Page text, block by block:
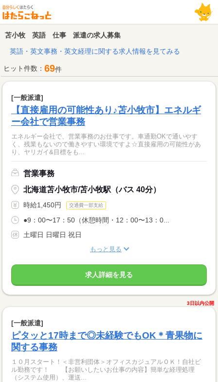
苫小牧 英語 仕事 派遣の求人募集
英語・英文事務・英文経理に関する求人情報を見てみる
ヒット件数： 69件
[一般派遣]
【直接雇用の可能性あり♪苫小牧市】エネルギ
ー会社で営業事務
エネルギー会社で、営業事務のお仕事です。車通勤OKで通いやす
く、残業もないので働きやすい環境ですよ☆直接雇用の可能性があ
り、ヤリガイ&目標をも...
営業事務
北海道苫小牧市/苫小牧駅（バス 40分）
時給1,450円 交通費一部支給
●9：00〜17：50（休憩時間・12：00〜13：0...
土曜日 日曜日 祝日
もっと見る
求人詳細を見る
3日以内公開
[一般派遣]
ピタッと17時まで◎未経験でもOK＊青果物に
関する事務
１０月スタート！＜非営利団体＞オフィスカジュアルＯＫ！自社ビ
ル勤務です！ 【お願いしたいお仕事の内容】簡単な経理処理
（システム使用）、運送...